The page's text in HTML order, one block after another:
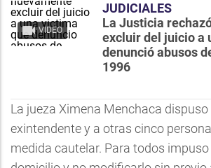
VIDEO
JUDICIALES
La Justicia
excluir del juicio a
denunció abusos
1996
La jueza Ximena Menchaca dispuso
exintendente y a otras cinco
medida cautelar. Para todos